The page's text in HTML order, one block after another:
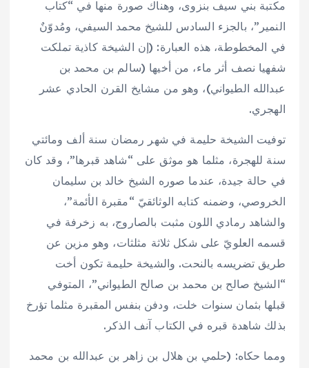
مكتبة بني سيف بنزوى، وهناك صورة منها في “كتاب
النمير”، بالجزء السادس للشيخ محمد السيفي، ومُدوّنٌ
في المخطوطة، هذه العبارة: (إن الشيخة كاذية تملكت
شفهيا نصف أثر ماء، من أخيها (سالم بن محمد بن
عبدالله الطيواني)، وهو من مشايخ القرن الحادي عشر
الهجري.
توفيت الشيخة حليمة في شهر رمضان سنة ألف ومائتي
سنة للهجرة، مثلما هو موثق على “شاهد قبرها”، وقد كان
في حالة جيدة، عندما صوره الشيخ خالد بن سليمان
الخروصي، وضمنه كتابه الوثائقيّ “مقبرة الأئمة”،
والشاهد رمادي اللون مثبت بالصاروج، به زخرفة في
قسمه العلويّ على شكل ثلاثة مثلثات، وهو مزين عن
طريق تضريسه بالنحت. والشيخة حليمة تكون أخت
“الشيخ صالح بن محمد بن صالح الطيواني”، المتوفي
قبلها بثمان سنوات خلت، ودفن بنفس المقبرة مثلما تؤرخ
بذلك شاهدة قبره في الكتاب آنف الذكر.
ومما حكاه: (حلمي بن هلال بن زاهر بن عبدالله بن محمد